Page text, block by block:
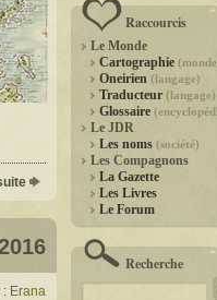
Raccourcis
Le Monde
Cartographie
Oneirien (langage)
Traducteur (langage)
Glossaire
Le JDR
Les noms (société)
Les Compagnons
La Gazette
Les Livres
Le Forum
Recherche
: Erana